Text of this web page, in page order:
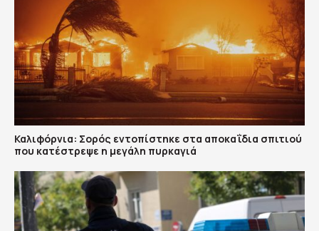
Καλιφόρνια: Σορός εντοπίστηκε στα αποκαΐδια σπιτιού
που κατέστρεψε η μεγάλη πυρκαγιά